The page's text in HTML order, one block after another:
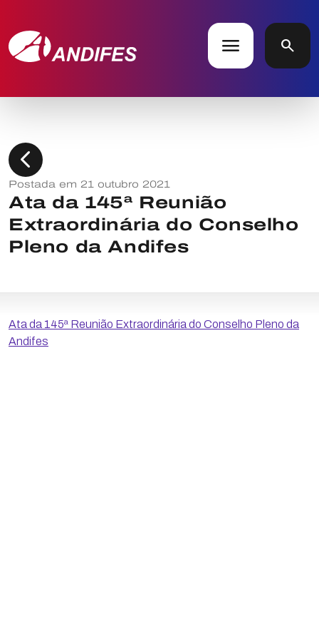
menu search
chevron_left
Postada em 21 outubro 2021
Ata da 145ª Reunião
Extraordinária do Conselho
Pleno da Andifes
Ata da 145ª Reunião Extraordinária do Conselho Pleno da
Andifes